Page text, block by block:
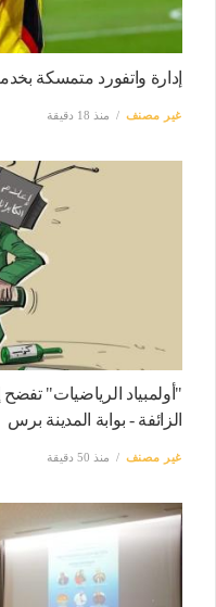
إدارة واتفورد متمسكة
غير مصنف منذ 18 دقيقة
"أولمبياد الرياضيات" تفضح
الزائفة - بوابة المدينة برس
غير مصنف منذ 50 دقيقة